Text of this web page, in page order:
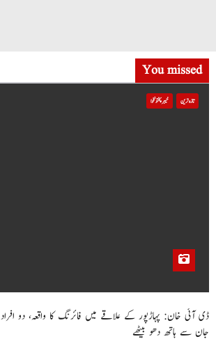
t
i
You missed
تازہ ترین خیبر پختونخوا
ڈی آئی خان: پہاڑپور کے علاقے میں فائرنگ کا واقعہ، دو افراد
جان سے ہاتھ دھو بیٹھے